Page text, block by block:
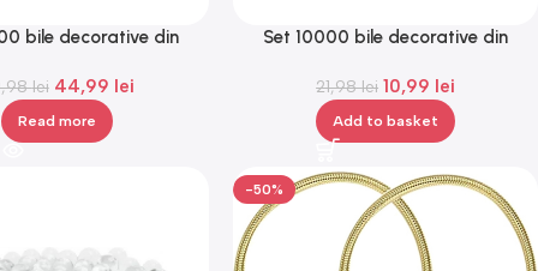
bile decorative din
lei 44,99 lei
Read more
Set 10000 bile decorative din
21,98lei 10,99 lei
Add to basket
-50%